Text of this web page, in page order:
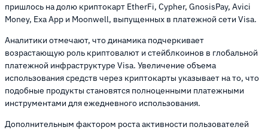
пришлось на долю криптокарт EtherFi, Cypher, GnosisPay, Avici
Money, Exa App и Moonwell, выпущенных в платежной сети Visa.
Аналитики отмечают, что динамика подчеркивает
возрастающую роль криптовалют и стейблкоинов в глобальной
платежной инфраструктуре Visa. Увеличение объема
использования средств через криптокарты указывает на то, что
подобные продукты становятся полноценными платежными
инструментами для ежедневного использования.
Дополнительным фактором роста активности пользователей